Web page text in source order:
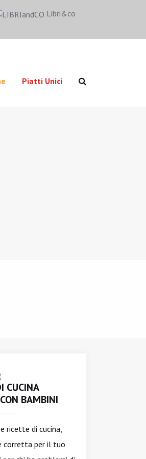
Libri&co
Piatti Unici
CUCINA
BAMBINI
ricette di cucina,
corretta per il tuo